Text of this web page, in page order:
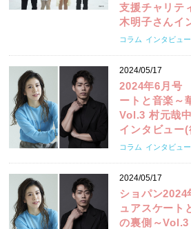
支援チャリテ
木明子さんイ
コラム インタビュ
2024/05/17
2024年6月号
ートと音楽～
Vol.3 村元哉
インタビュー(
コラム インタビュ
2024/05/17
ショパン
ュアスケート
の裏側～